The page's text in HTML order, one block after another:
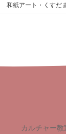
和紙アート・くすだ
カルチャー教